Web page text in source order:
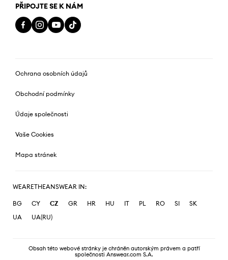
PŘIPOJTE SE K NÁM
Ochrana osobních údajů
Obchodní podmínky
Údaje společnosti
Vaše Cookies
Mapa stránek
WEARETHEANSWEAR IN:
BG CY CZ GR HR HU IT PL RO SI
SK
UA
UA(RU)
Obsah této webové stránky je chráněn autorským právem a patří
společnosti Answear.com S.A.